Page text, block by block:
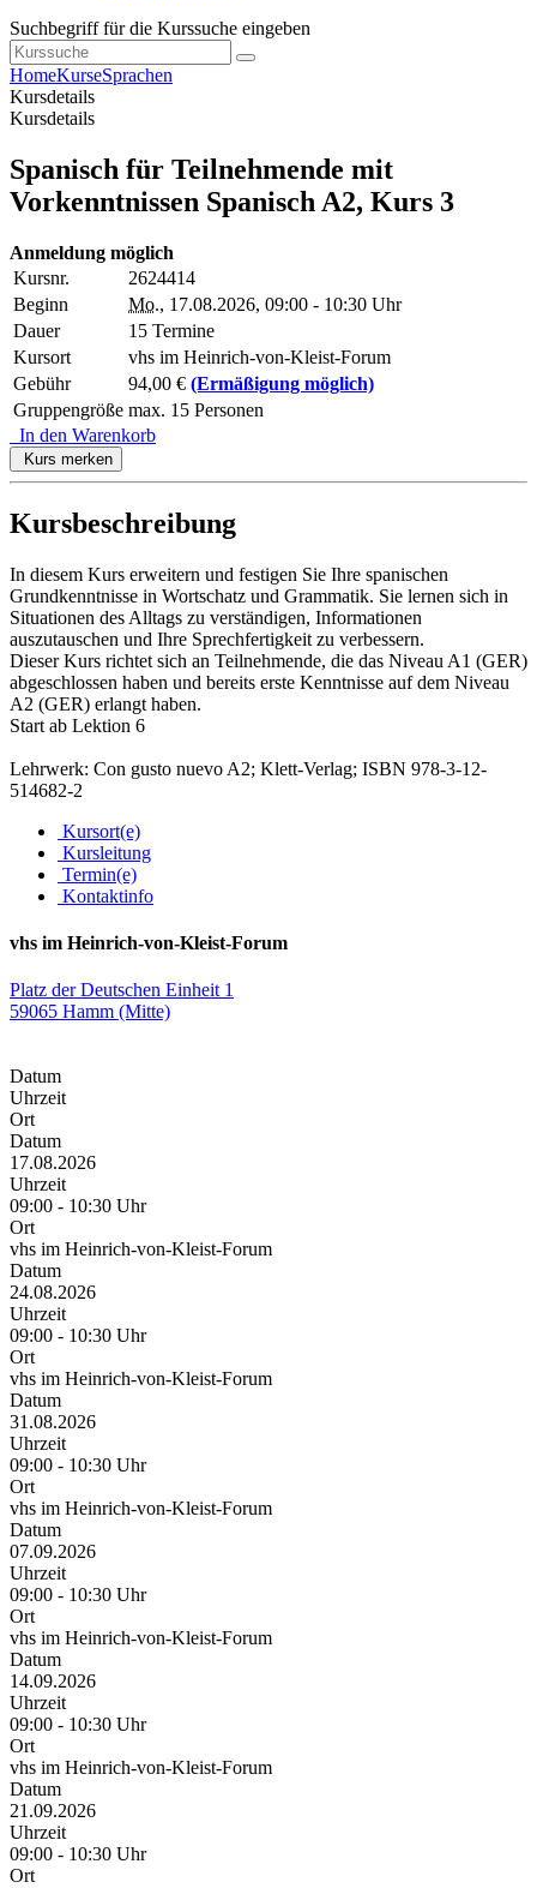
Suchbegriff für die Kurssuche eingeben
HomeKurseSprachen
Kursdetails
Kursdetails
Spanisch für Teilnehmende mit
Vorkenntnissen Spanisch A2, Kurs 3
Anmeldung möglich
Kursnr.
2624414
Beginn
Mo., 17.08.2026, 09:00 - 10:30 Uhr
Dauer
15 Termine
Kursort
vhs im Heinrich-von-Kleist-Forum
Gebühr
94,00 € (Ermäßigung möglich)
Gruppengröße max. 15 Personen
In den Warenkorb
Kurs merken
Kursbeschreibung
In diesem Kurs erweitern und festigen Sie Ihre spanischen
Grundkenntnisse in Wortschatz und Grammatik. Sie lernen sich in
Situationen des Alltags zu verständigen, Informationen
auszutauschen und Ihre Sprechfertigkeit zu verbessern.
Dieser Kurs richtet sich an Teilnehmende, die das Niveau A1 (GER)
abgeschlossen haben und bereits erste Kenntnisse auf dem Niveau
A2 (GER) erlangt haben.
Start ab Lektion 6
Lehrwerk: Con gusto nuevo A2; Klett-Verlag; ISBN 978-3-12-
514682-2
Kursort(e)
Kursleitung
Termin(e)
Kontaktinfo
vhs im Heinrich-von-Kleist-Forum
Platz der Deutschen Einheit 1
59065 Hamm (Mitte)
Datum
Uhrzeit
Ort
Datum
17.08.2026
Uhrzeit
09:00 - 10:30 Uhr
Ort
vhs im Heinrich-von-Kleist-Forum
Datum
24.08.2026
Uhrzeit
09:00 - 10:30 Uhr
Ort
vhs im Heinrich-von-Kleist-Forum
Datum
31.08.2026
Uhrzeit
09:00 - 10:30 Uhr
Ort
vhs im Heinrich-von-Kleist-Forum
Datum
07.09.2026
Uhrzeit
09:00 - 10:30 Uhr
Ort
vhs im Heinrich-von-Kleist-Forum
Datum
14.09.2026
Uhrzeit
09:00 - 10:30 Uhr
Ort
vhs im Heinrich-von-Kleist-Forum
Datum
21.09.2026
Uhrzeit
09:00 - 10:30 Uhr
Ort